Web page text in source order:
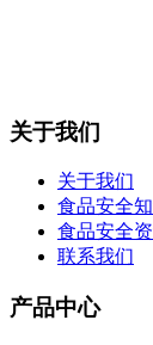
关于我们
关于我们
食品安全
食品安全
联系我们
产品中心